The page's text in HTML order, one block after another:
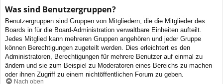
Was sind Benutzergruppen?
Benutzergruppen sind Gruppen von Mitgliedern, die die Mitglieder des
Boards in für die Board-Administration verwaltbare Einheiten aufteilt.
Jedes Mitglied kann mehreren Gruppen angehören und jeder Gruppe
können Berechtigungen zugeteilt werden. Dies erleichtert es den
Administratoren, Berechtigungen für mehrere Benutzer auf einmal zu
ändern und sie zum Beispiel zu Moderatoren eines Bereichs zu machen
oder ihnen Zugriff zu einem nichtöffentlichen Forum zu geben.
Nach oben